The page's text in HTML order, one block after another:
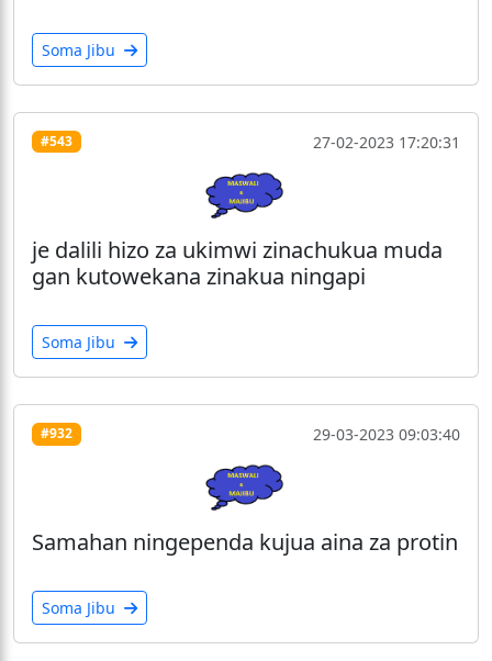
Soma Jibu
#543 27-02-2023 17:20:31
je dalili hizo za ukimwi zinachukua muda
gan kutowekana zinakua ningapi
Soma Jibu
#932 29-03-2023 09:03:40
Samahan ningependa kujua aina za protin
Soma Jibu